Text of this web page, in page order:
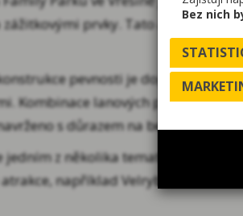
prvky. Tato atrakce
pevnosti je doplněna o
Kombinace lanových prvků a
s důrazem na bezpečnost,
jedním z několika tematických
například Velrybu ve Skalka
Bez nich